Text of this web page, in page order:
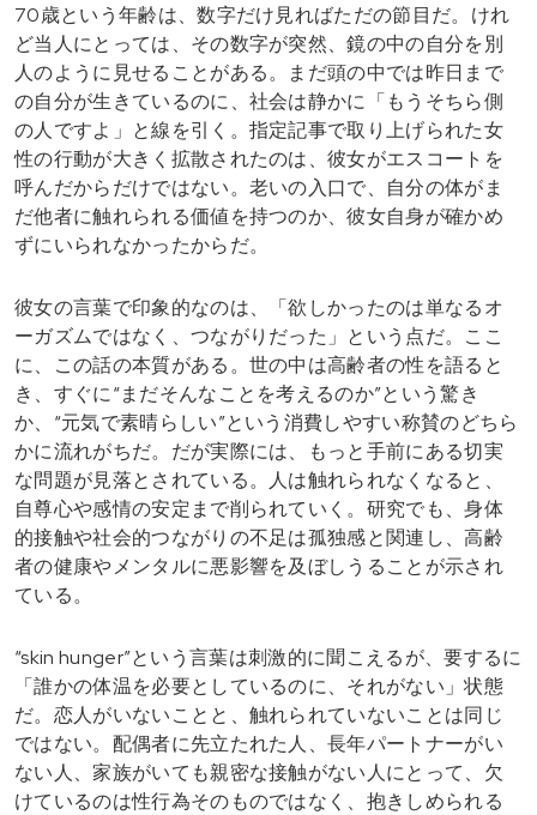
70歳という年齢は、数字だけ見ればただの節目だ。けれ
ど当人にとっては、その数字が突然、鏡の中の自分を別
人のように見せることがある。まだ頭の中では昨日まで
の自分が生きているのに、社会は静かに「もうそちら側
の人ですよ」と線を引く。指定記事で取り上げられた女
性の行動が大きく拡散されたのは、彼女がエスコートを
呼んだからだけではない。老いの入口で、自分の体がま
だ他者に触れられる価値を持つのか、彼女自身が確かめ
ずにいられなかったからだ。
彼女の言葉で印象的なのは、「欲しかったのは単なるオ
ーガズムではなく、つながりだった」という点だ。ここ
に、この話の本質がある。世の中は高齢者の性を語ると
き、すぐに“まだそんなことを考えるのか”という驚き
か、“元気で素晴らしい”という消費しやすい称賛のどちら
かに流れがちだ。だが実際には、もっと手前にある切実
な問題が見落とされている。人は触れられなくなると、
自尊心や感情の安定まで削られていく。研究でも、身体
的接触や社会的つながりの不足は孤独感と関連し、高齢
者の健康やメンタルに悪影響を及ぼしうることが示され
ている。
“skin hunger”という言葉は刺激的に聞こえるが、要するに
「誰かの体温を必要としているのに、それがない」状態
だ。恋人がいないことと、触れられていないことは同じ
ではない。配偶者に先立たれた人、長年パートナーがい
ない人、家族がいても親密な接触がない人にとって、欠
けているのは性行為そのものではなく、抱きしめられる